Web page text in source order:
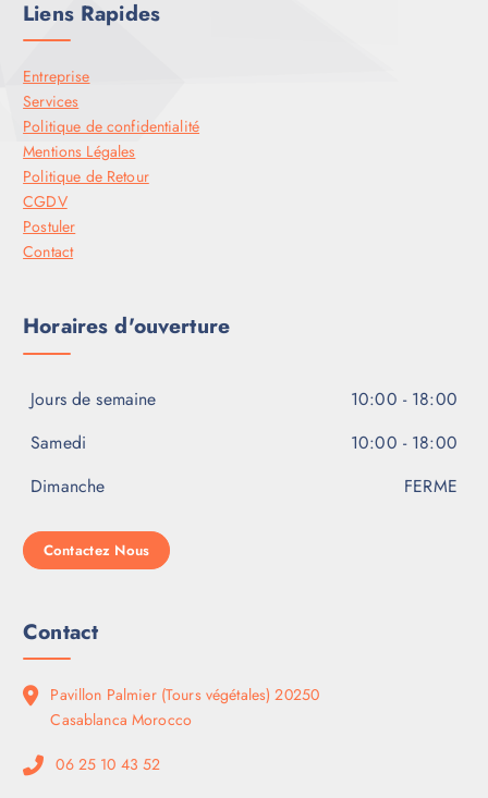
Liens Rapides
Entreprise
Services
Politique de confidentialité
Mentions Légales
Politique de Retour
CGDV
Postuler
Contact
Horaires d'ouverture
Jours de semaine
10:00 - 18:00
Samedi
10:00 - 18:00
Dimanche
FERME
Contactez Nous
Contact
Pavillon Palmier (Tours végétales) 20250
Casablanca Morocco
06 25 10 43 52